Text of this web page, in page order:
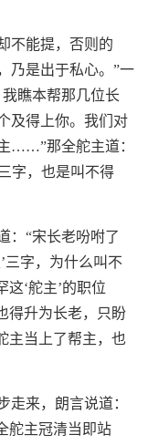
不能提，否则的
乃是出于私心。”一
瞧本帮那几位长
及得上你。我们对
……”那全舵主道：
字，也是叫不得
：“宋长老吩咐了
三字，为什么叫不
‘舵主’的职位
得升为长老，只盼
主当上了帮主，也
走来，朗言说道：
舵主冠清当即站